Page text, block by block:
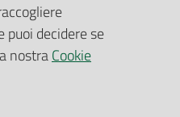
decidere se
nostraCookie